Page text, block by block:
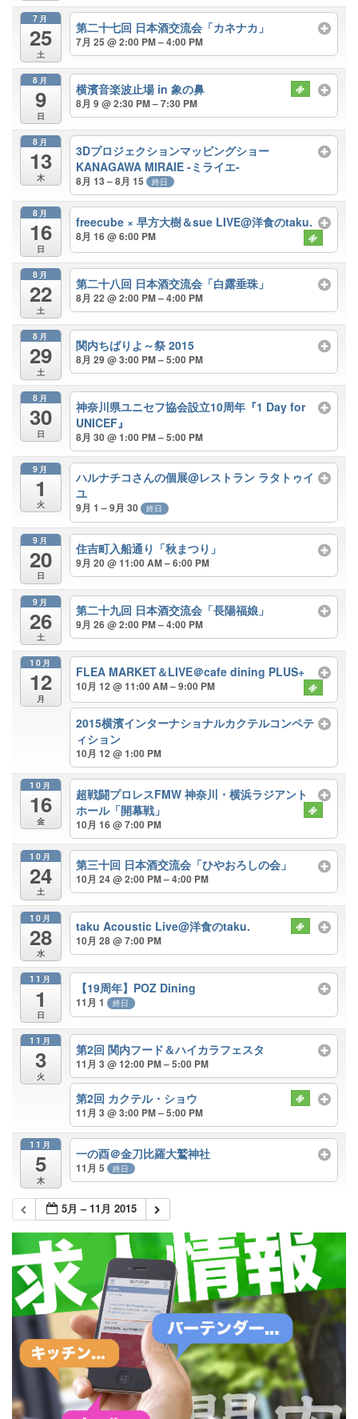
7月
25
土
第二十七回 日本酒交流会「カネナカ」
7月 25 @ 2:00 PM – 4:00 PM
8月
9
日
横濱音楽波止場 in 象の鼻
8月 9 @ 2:30 PM – 7:30 PM
8月
13
木
3Dプロジェクションマッピングショー
KANAGAWA MIRAIE -ミライエ-
8月 13 – 8月 15 終日
8月
16
日
freecube × 早方大樹＆sue LIVE@洋食のtaku.
8月 16 @ 6:00 PM
8月
22
土
第二十八回 日本酒交流会「白露垂珠」
8月 22 @ 2:00 PM – 4:00 PM
8月
29
土
関内ちばりよ～祭 2015
8月 29 @ 3:00 PM – 5:00 PM
8月
30
日
神奈川県ユニセフ協会設立10周年『1 Day for
UNICEF』
8月 30 @ 1:00 PM – 5:00 PM
9月
1
火
ハルナチコさんの個展@レストラン ラタトゥイ
ユ
9月 1 – 9月 30 終日
9月
20
日
住吉町入船通り「秋まつり」
9月 20 @ 11:00 AM – 6:00 PM
9月
26
土
第二十九回 日本酒交流会「長陽福娘」
9月 26 @ 2:00 PM – 4:00 PM
10月
12
月
FLEA MARKET＆LIVE＠cafe dining PLUS+
10月 12 @ 11:00 AM – 9:00 PM
2015横濱インターナショナルカクテルコンペテ
ィション
10月 12 @ 1:00 PM
10月
16
金
超戦闘プロレスFMW 神奈川・横浜ラジアント
ホール「開幕戦」
10月 16 @ 7:00 PM
10月
24
土
第三十回 日本酒交流会「ひやおろしの会」
10月 24 @ 2:00 PM – 4:00 PM
10月
28
水
taku Acoustic Live@洋食のtaku.
10月 28 @ 7:00 PM
11月
1
日
【19周年】POZ Dining
11月 1 終日
11月
3
火
第2回 関内フード＆ハイカラフェスタ
11月 3 @ 12:00 PM – 5:00 PM
第2回 カクテル・ショウ
11月 3 @ 3:00 PM – 5:00 PM
11月
5
木
一の酉＠金刀比羅大鷲神社
11月 5 終日
5月 – 11月 2015